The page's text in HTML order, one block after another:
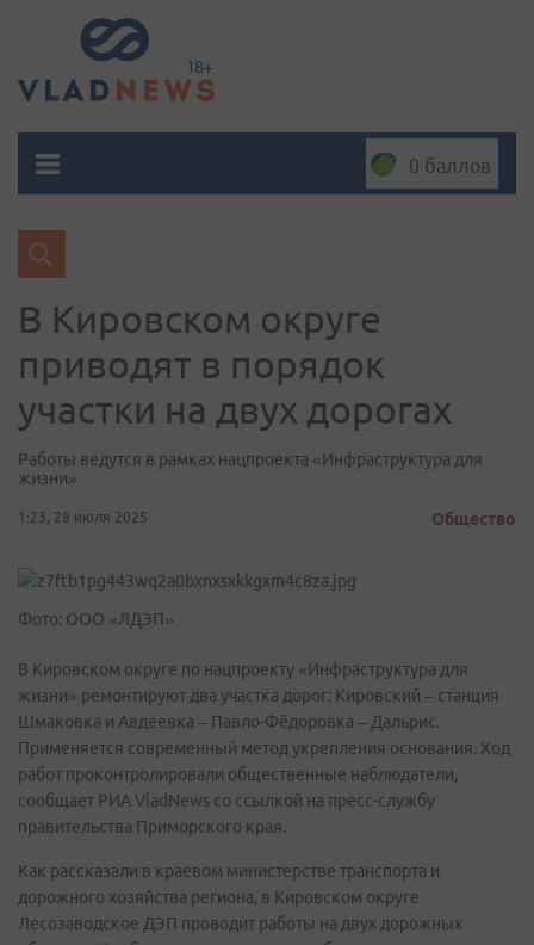
0 баллов
В Кировском округе
приводят в порядок
участки на двух дорогах
Работы ведутся в рамках нацпроекта «Инфраструктура для
жизни»
1:23, 28 июля 2025 Общество
Фото: ООО «ЛДЭП»
В Кировском округе по нацпроекту «Инфраструктура для
жизни» ремонтируют два участка дорог: Кировский – станция
Шмаковка и Авдеевка – Павло-Фёдоровка – Дальрис.
Применяется современный метод укрепления основания. Ход
работ проконтролировали общественные наблюдатели,
сообщает РИА VladNews со ссылкой на пресс-службу
правительства Приморского края.
Как рассказали в краевом министерстве транспорта и
дорожного хозяйства региона, в Кировском округе
Лесозаводское ДЭП проводит работы на двух дорожных